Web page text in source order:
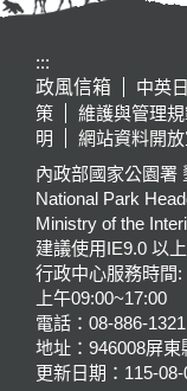
:::
政風信箱
中英
策
維護與管理
明
網站資料開
內政部國家公園署
National Park
Ministry of the
建議使用IE9.0 以
行政中心服務時間
上午09:00~17:00
電話：08-886-
地址：946008屏東
更新日期： 115-08-